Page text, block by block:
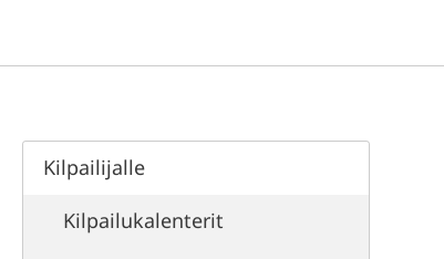
Kilpailijalle
Kilpailukalenterit